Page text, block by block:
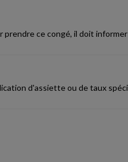
ce congé, il doit
d'assiette ou de taux